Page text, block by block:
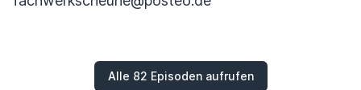
Alle 82 Episoden aufrufen